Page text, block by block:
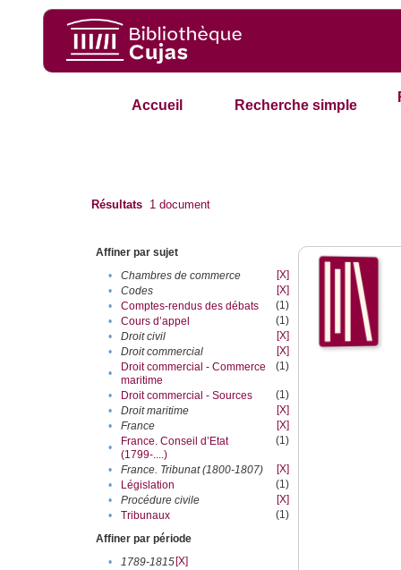
Accueil Recherche simple
Résultats 1 document
Affiner par sujet
•
Chambres de commerce
[X]
•
Codes
[X]
•
Comptes-rendus des débats
(1)
•
Cours d’appel
(1)
•
Droit civil
[X]
•
Droit commercial
[X]
•
Droit commercial - Commerce
maritime
(1)
• Droit commercial - Sources
(1)
•
Droit maritime
[X]
•
France
[X]
•
France. Conseil d’Etat
(1799-....)
(1)
• France. Tribunat (1800-1807)
[X]
•
Législation
(1)
•
Procédure civile
[X]
•
Tribunaux
(1)
Affiner par période
•
1789-1815[X]